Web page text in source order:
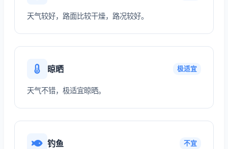
天气较好，路面比较干燥，路况较好。
晾晒 极适宜
天气不错，极适宜晾晒。
钓鱼 不宜